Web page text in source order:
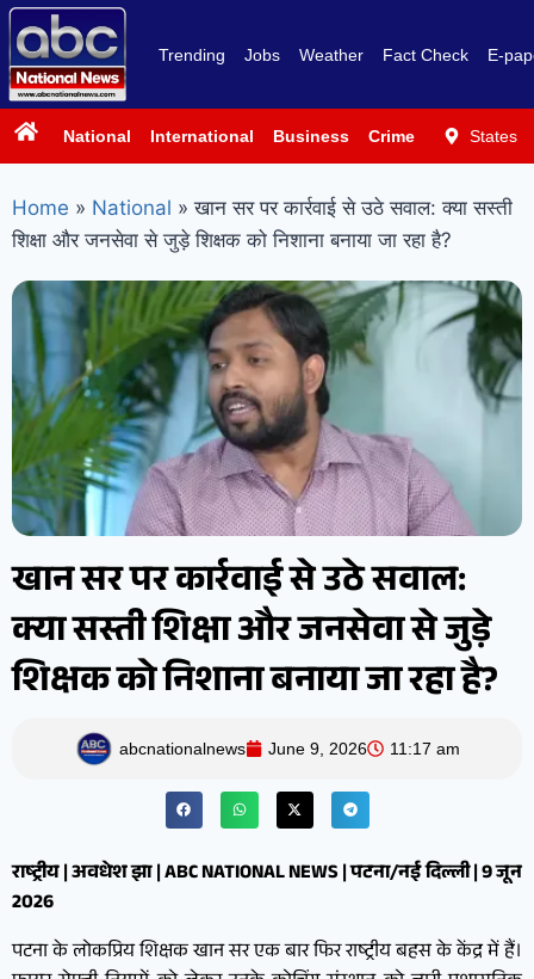
Trending Jobs Weather Fact Check E-
National International Business Crime PoliticsStates
Home » National » खान सर पर कार्रवाई से उठे सवाल: क्या सस्ती
शिक्षा और जनसेवा से जुड़े शिक्षक को निशाना बनाया जा रहा है?
खान सर पर कार्रवाई से उठे सवाल:
क्या सस्ती शिक्षा और जनसेवा से जुड़े
शिक्षक को निशाना बनाया जा रहा है?
abcnationalnews June 9, 2026 11:17 am
राष्ट्रीय | अवधेश झा | ABC NATIONAL NEWS | पटना/नई दिल्ली | 9 जून
2026
पटना के लोकप्रिय शिक्षक खान सर एक बार फिर राष्ट्रीय बहस के केंद्र में हैं।